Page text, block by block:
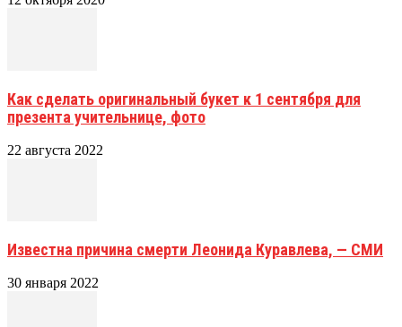
Как сделать оригинальный букет к 1 сентября для
презента учительнице, фото
22 августа 2022
Известна причина смерти Леонида Куравлева, — СМИ
30 января 2022